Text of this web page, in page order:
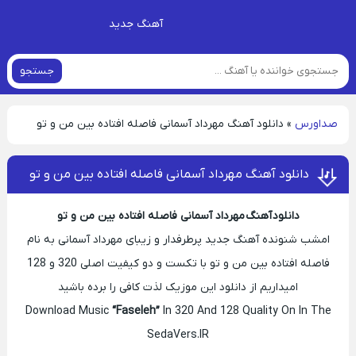
آهنگ جدید
جستجو
صداورس » دانلود آهنگ مهرداد آسمانی فاصله افتاده بین من و تو
دانلود آهنگ مهرداد آسمانی فاصله افتاده بین من و تو
دانلود آهنگ مهرداد آسمانی فاصله افتاده بین من و تو
امشب شنونده آهنگ جدید پرطرفدار و زیبای مهرداد آسمانی به نام
فاصله افتاده بین من و تو با تکست و دو کیفیت اصلی 320 و 128
امیداریم از دانلود این موزیک لذت کافی را برده باشید
Download Music “Faseleh”In 320 And 128 Quality On In The
SedaVers.IR